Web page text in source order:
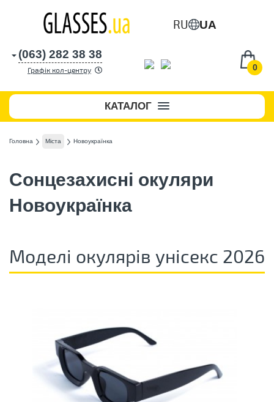
RU UA
0
(063) 282 38 38
Графік кол-центру
КАТАЛОГ
Головна Міста Новоукраїнка
Сонцезахисні окуляри
Новоукраїнка
Моделі окулярів унісекс 2026